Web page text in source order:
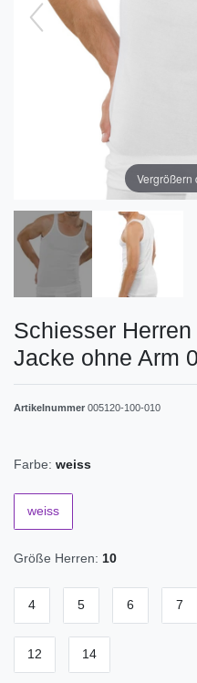
Vergrößern
Schiesser
Jacke ohne Arm
Artikelnummer 005120-100-010
Farbe: weiss
weiss
Größe Herren: 10
4 5 6 7
12 14